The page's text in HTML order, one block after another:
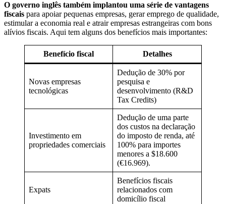
O governo inglês também implantou uma série de vantagens
fiscais para apoiar pequenas empresas, gerar emprego de qualidade,
estimular a economia real e atrair empresas estrangeiras com bons
alívios fiscais. Aqui tem alguns dos benefícios mais importantes:
Benefício fiscal Detalhes
Novas empresas
tecnológicas
Dedução de 30% por
pesquisa e
desenvolvimento (R&D
Tax Credits)
Investimento em
propriedades comerciais
Dedução de uma parte
dos custos na declaração
do imposto de renda, até
100% para importes
menores a $18.600
(€16.969).
Expats
Benefícios fiscais
relacionados com
domicílio fiscal